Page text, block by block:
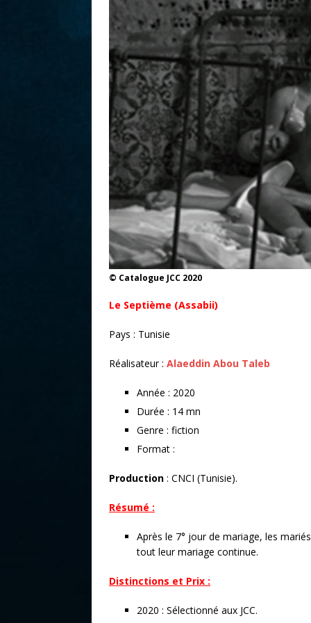
© Catalogue JCC 2020
Le Septième (Assabii)
Pays : Tunisie
Réalisateur : Alaeddin Abou Taleb
Année : 2020
Durée : 14 mn
Genre : fiction
Format :
Production : CNCI (Tunisie).
Résumé :
Après le 7° jour de mariage, les
tout leur mariage continue.
Distinctions et Prix :
2020 : Sélectionné aux JCC.